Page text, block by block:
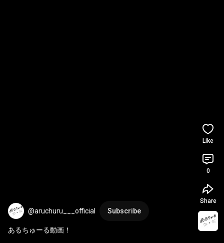
@aruchuru___official Subscribe
あるちゅーる動画！
Like
0
Share